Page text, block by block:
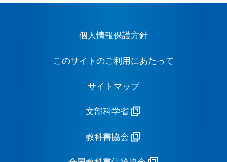
個人情報保護方針
このサイトのご利用にあたって
サイトマップ
文部科学省
教科書協会